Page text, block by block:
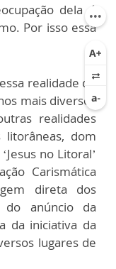
dela é
Por isso essa
realidade de
mais diversos
realidades
dom
no Litoral’
Carismática
direta dos
anúncio da
da iniciativa da
lugares de